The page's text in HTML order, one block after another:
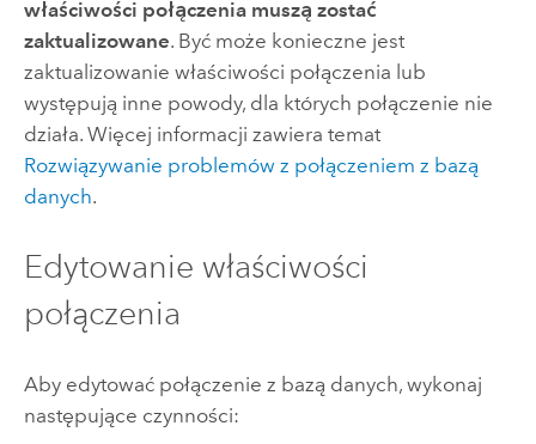
właściwości połączenia muszą zostać
zaktualizowane. Być może konieczne jest
zaktualizowanie właściwości połączenia lub
występują inne powody, dla których połączenie nie
działa. Więcej informacji zawiera temat
Rozwiązywanie problemów z połączeniem z bazą
danych.
Edytowanie właściwości
połączenia
Aby edytować połączenie z bazą danych, wykonaj
następujące czynności: